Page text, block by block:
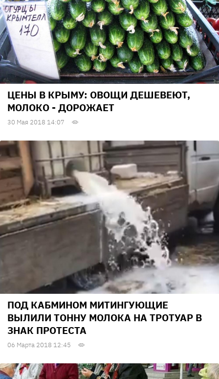
ЦЕНЫ В КРЫМУ: ОВОЩИ ДЕШЕВЕЮТ,
МОЛОКО - ДОРОЖАЕТ
30 Мая 2018 14:07
ПОД КАБМИНОМ МИТИНГУЮЩИЕ
ВЫЛИЛИ ТОННУ МОЛОКА НА ТРОТУАР В
ЗНАК ПРОТЕСТА
06 Марта 2018 12:45